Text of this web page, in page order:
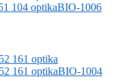
BIO-1006
BIO-1004